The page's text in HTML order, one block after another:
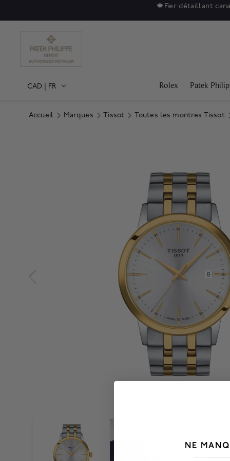
🍁 Fier détaillant
CAD | FR Rolex Patek
Accueil Marques Tissot Toutes les montres Tissot
NE